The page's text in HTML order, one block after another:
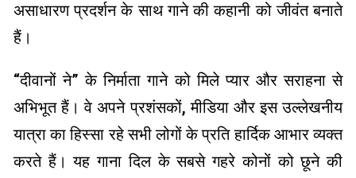
असाधारण प्रदर्शन के साथ गाने की कहानी को जीवंत बनाते
हैं।
“दीवानों ने” के निर्माता गाने को मिले प्यार और सराहना से
अभिभूत हैं। वे अपने प्रशंसकों, मीडिया और इस उल्लेखनीय
यात्रा का हिस्सा रहे सभी लोगों के प्रति हार्दिक आभार व्यक्त
करते हैं। यह गाना दिल के सबसे गहरे कोनों को छूने की